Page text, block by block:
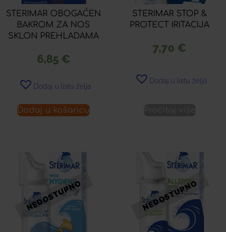
STERIMAR OBOGAĆEN
BAKROM ZA NOS
SKLON PREHLADAMA
6,85 €
Dodaj u listu želja
Dodaj u košaricu
STERIMAR STOP &
PROTECT IRITACIJA
7,70 €
Dodaj u listu želja